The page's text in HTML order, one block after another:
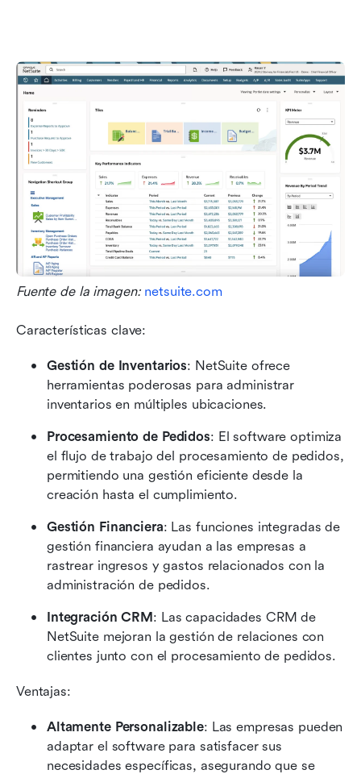
Fuente de la imagen: netsuite.com
Características clave:
Gestión de Inventarios: NetSuite ofrece
herramientas poderosas para administrar
inventarios en múltiples ubicaciones.
Procesamiento de Pedidos: El software optimiza
el flujo de trabajo del procesamiento de pedidos,
permitiendo una gestión eficiente desde la
creación hasta el cumplimiento.
Gestión Financiera: Las funciones integradas de
gestión financiera ayudan a las empresas a
rastrear ingresos y gastos relacionados con la
administración de pedidos.
Integración CRM: Las capacidades CRM de
NetSuite mejoran la gestión de relaciones con
clientes junto con el procesamiento de pedidos.
Ventajas:
Altamente Personalizable: Las empresas pueden
adaptar el software para satisfacer sus
necesidades específicas, asegurando que se